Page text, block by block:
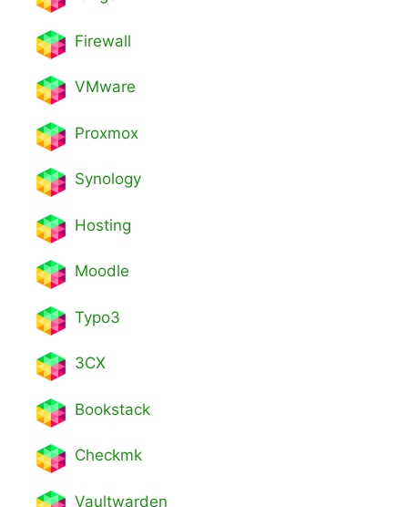
Firewall
VMware
Proxmox
Synology
Hosting
Moodle
Typo3
3CX
Bookstack
Checkmk
Vaultwarden